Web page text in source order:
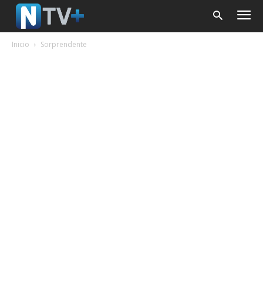
Inicio Sorprendente